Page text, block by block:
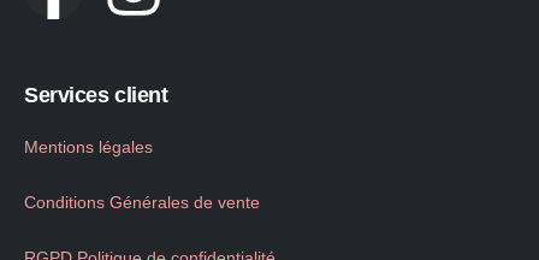
Services client
Mentions légales
Conditions Générales de vente